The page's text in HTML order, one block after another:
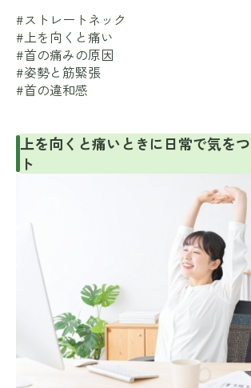
#ストレートネック
#上を向くと痛い
#首の痛みの原因
#姿勢と筋緊張
#首の違和感
上を向くと痛いときに日常で気を
ト